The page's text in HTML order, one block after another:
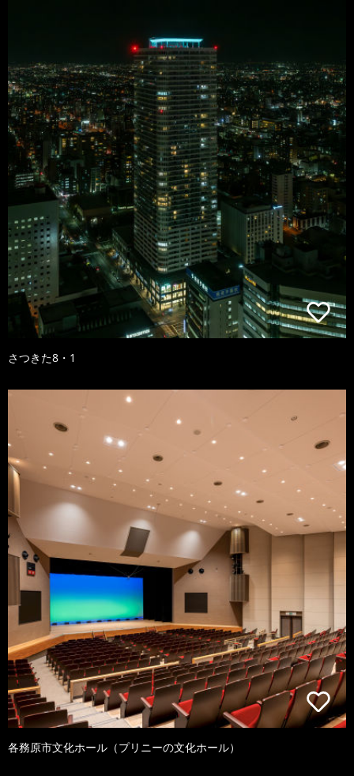
さつきた8・1
各務原市文化ホール（プリニーの文化ホール）